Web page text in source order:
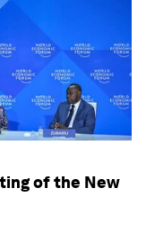
of the New